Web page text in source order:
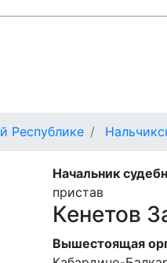
Республике
Начальник
пристав
Кенетов
Вышестоящая